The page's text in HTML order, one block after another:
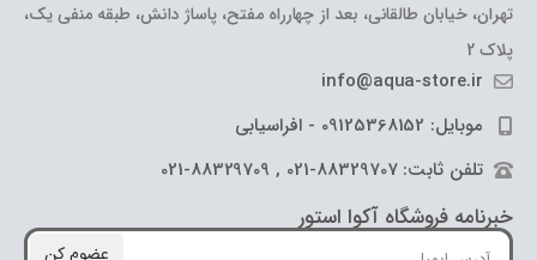
تهران، خیابان طالقانی، بعد از چهارراه مفتح، پاساژ دانش، طبقه منفی یک،
پلاک 2
info@aqua-store.ir
موبایل: 09125368152 - افراسیابی
تلفن ثابت: 88329707-021 , 88329709-021
خبرنامه فروشگاه آکوا استور